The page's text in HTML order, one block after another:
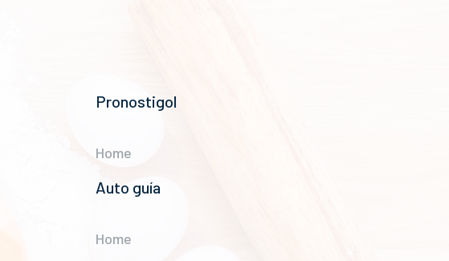
Pronostigol
Home
Auto guía
Home